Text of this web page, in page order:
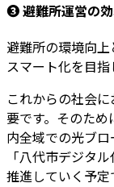
❸ 避難所運営の
避難所の環境向
スマート化を目指
これからの社会
要です。そのた
内全域での光ブロ
「八代市デジタ
推進していく予定